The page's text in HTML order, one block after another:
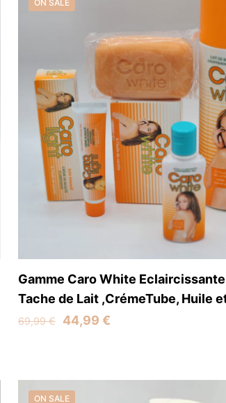
ON SALE
Gamme Caro White
Tache de Lait ,CrémeTube, Huile
69,99€
Original
69,99 €.
44,99 €Current
44,99 €.
ON SALE